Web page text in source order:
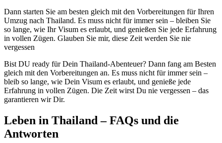
Dann starten Sie am besten gleich mit den Vorbereitungen für Ihren
Umzug nach Thailand. Es muss nicht für immer sein – bleiben Sie
so lange, wie Ihr Visum es erlaubt, und genießen Sie jede Erfahrung
in vollen Zügen. Glauben Sie mir, diese Zeit werden Sie nie
vergessen
Bist DU ready für Dein Thailand-Abenteuer? Dann fang am Besten
gleich mit den Vorbereitungen an. Es muss nicht für immer sein –
bleib so lange, wie Dein Visum es erlaubt, und genieße jede
Erfahrung in vollen Zügen. Die Zeit wirst Du nie vergessen – das
garantieren wir Dir.
Leben in Thailand – FAQs und die
Antworten